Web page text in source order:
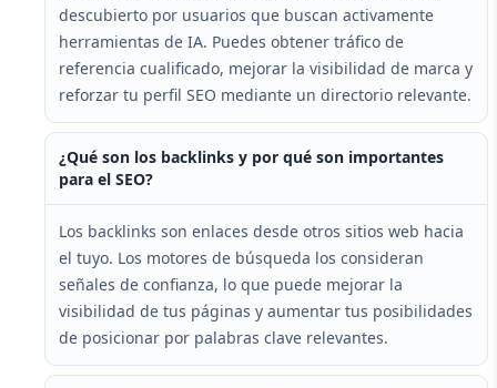
descubierto por usuarios que buscan activamente
herramientas de IA. Puedes obtener tráfico de
referencia cualificado, mejorar la visibilidad de marca y
reforzar tu perfil SEO mediante un directorio relevante.
¿Qué son los backlinks y por qué son importantes
para el SEO?
Los backlinks son enlaces desde otros sitios web hacia
el tuyo. Los motores de búsqueda los consideran
señales de confianza, lo que puede mejorar la
visibilidad de tus páginas y aumentar tus posibilidades
de posicionar por palabras clave relevantes.